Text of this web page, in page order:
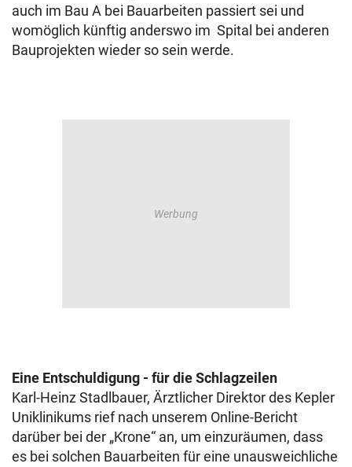
auch im Bau A bei Bauarbeiten passiert sei und
womöglich künftig anderswo im Spital bei anderen
Bauprojekten wieder so sein werde.
Eine Entschuldigung - für die Schlagzeilen
Karl-Heinz Stadlbauer, Ärztlicher Direktor des Kepler
Uniklinikums rief nach unserem Online-Bericht
darüber bei der „Krone“ an, um einzuräumen, dass
es bei solchen Bauarbeiten für eine unausweichliche